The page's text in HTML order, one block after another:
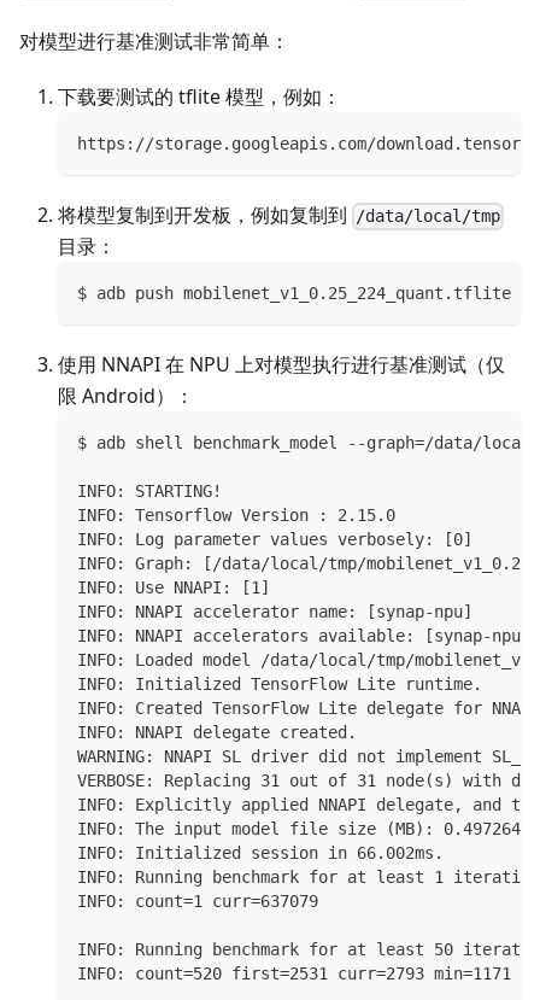
对模型进行基准测试非常简单：
下载要测试的 tflite 模型，例如：
https://storage.googleapis.com/
将模型复制到开发板，例如复制到 /data/local/tmp
目录：
$ adb push mobilenet_v1_0.25_224_quant.tflite
使用 NNAPI 在 NPU 上对模型执行进行基准测试（仅
限 Android）：
$ adb shell benchmark_model --graph=/data/
INFO: STARTING!
INFO: Tensorflow Version : 2.15.0
INFO: Log parameter values verbosely: [0]
INFO: Graph: [/data/local/tmp/
INFO: Use NNAPI: [1]
INFO: NNAPI accelerator name: [synap-npu]
INFO: NNAPI accelerators available: [synap-
INFO: Loaded model /data/local/tmp/
INFO: Initialized TensorFlow Lite runtime.
INFO: Created TensorFlow Lite delegate for
INFO: NNAPI delegate created.
WARNING: NNAPI SL driver did not implement
VERBOSE: Replacing 31 out of 31 node(s)
INFO: Explicitly applied NNAPI delegate, and
INFO: The input model file size (MB): 0.497264
INFO: Initialized session in 66.002ms.
INFO: Running benchmark for at least 1
INFO: count=1 curr=637079
INFO: Running benchmark for at least 50
INFO: count=520 first=2531 curr=2793 min=1171